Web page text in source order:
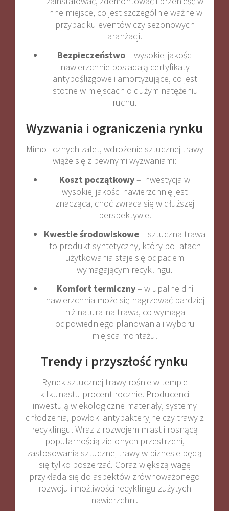
inne miejsce, co jest szczególnie ważne w
przypadku eventów czy sezonowych
aranżacji.
Bezpieczeństwo– wysokiej jakości
nawierzchnie posiadają certyfikaty
antypoślizgowe i amortyzujące, co jest
istotne w miejscach o dużym natężeniu
ruchu.
Wyzwania i ograniczenia rynku
Mimo licznych zalet, wdrożenie sztucznej trawy
wiąże się z pewnymi wyzwaniami:
Koszt początkowy– inwestycja w
wysokiej jakości nawierzchnię jest
znacząca, choć zwraca się w dłuższej
perspektywie.
Kwestie środowiskowe– sztuczna trawa
to produkt syntetyczny, który po latach
użytkowania staje się odpadem
wymagającym recyklingu.
Komfort termiczny– w upalne dni
nawierzchnia może się nagrzewać bardziej
niż naturalna trawa, co wymaga
odpowiedniego planowania i wyboru
miejsca montażu.
Trendy i przyszłość rynku
Rynek sztucznej trawy rośnie w tempie
kilkunastu procent rocznie. Producenci
inwestują w ekologiczne materiały, systemy
chłodzenia, powłoki antybakteryjne czy trawy z
recyklingu. Wraz z rozwojem miast i rosnącą
popularnością zielonych przestrzeni,
zastosowania sztucznej trawy w biznesie będą
się tylko poszerzać. Coraz większą wagę
przykłada się do aspektów zrównoważonego
rozwoju i możliwości recyklingu zużytych
nawierzchni.